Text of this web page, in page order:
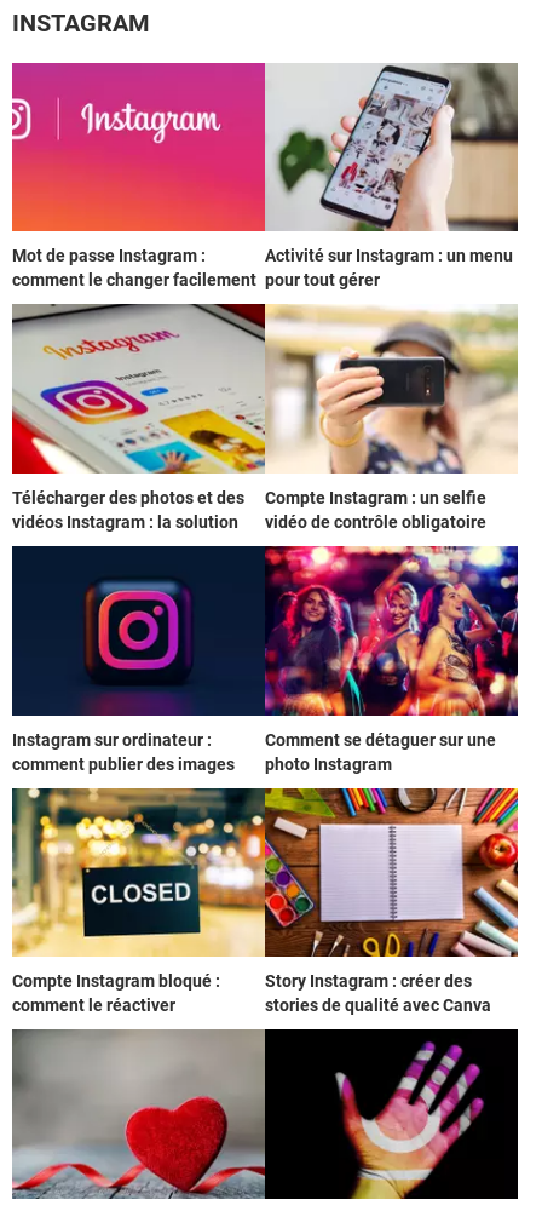
INSTAGRAM
Mot de passe Instagram :
comment le changer facilement
Activité sur Instagram : un menu
pour tout gérer
Télécharger des photos et des
vidéos Instagram : la solution
Compte Instagram : un selfie
vidéo de contrôle obligatoire
Instagram sur ordinateur :
comment publier des images
Comment se détaguer sur une
photo Instagram
Compte Instagram bloqué :
comment le réactiver
Story Instagram : créer des
stories de qualité avec Canva